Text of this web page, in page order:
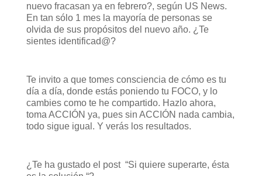
nuevo fracasan ya en febrero?, según US News.
En tan sólo 1 mes la mayoría de personas se
olvida de sus propósitos del nuevo año. ¿Te
sientes identificad@?
Te invito a que tomes consciencia de cómo es tu
día a día, donde estás poniendo tu FOCO, y lo
cambies como te he compartido. Hazlo ahora,
toma ACCIÓN ya, pues sin ACCIÓN nada cambia,
todo sigue igual. Y verás los resultados.
¿Te ha gustado el post “Si quiere superarte, ésta